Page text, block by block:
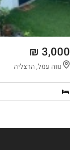
3,000 ₪
נווה עמל, הרצליה